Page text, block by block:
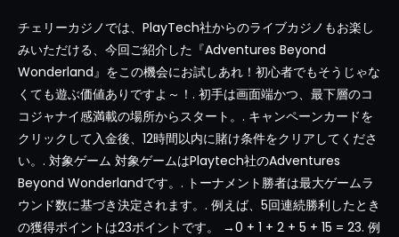
チェリーカジノでは、PlayTech社からのライブカジノもお楽し
みいただける、今回ご紹介した『Adventures Beyond
Wonderland』をこの機会にお試しあれ！初心者でもそうじゃな
くても遊ぶ価値ありですよ～！. 初手は画面端かつ、最下層のコ
コジャナイ感満載の場所からスタート。. キャンペーンカードを
クリックして入金後、12時間以内に賭け条件をクリアしてくださ
い。. 対象ゲーム 対象ゲームはPlaytech社のAdventures
Beyond Wonderlandです。. トーナメント勝者は最大ゲームラ
ウンド数に基づき決定されます。. 例えば、5回連続勝利したとき
の獲得ポイントは23ポイントです。 →0 + 1 + 2 + 5 + 15 = 23. 例